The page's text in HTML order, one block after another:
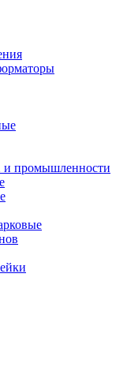
промышленности